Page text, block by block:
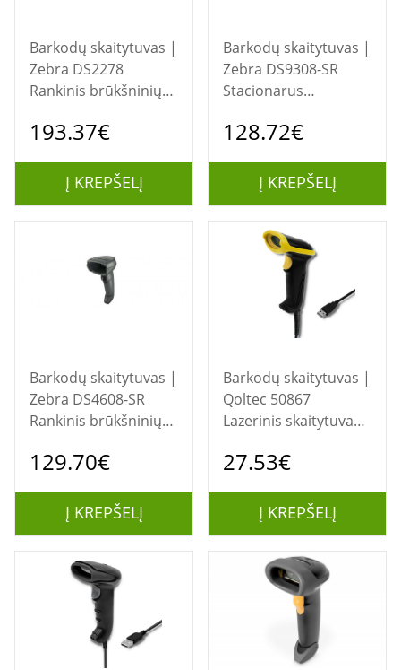
Barkodų skaitytuvas |
Zebra DS2278
Rankinis brūkšninių
1D/2D LED Juoda
193.37€
Į KREPŠELĮ
Barkodų skaitytuvas |
Zebra DS9308-SR
Stacionarus
skaitytuvas 1D/2D
128.72€
Į KREPŠELĮ
Barkodų skaitytuvas |
Zebra DS4608-SR
Rankinis brūkšninių
1D/2D LED Juoda
129.70€
Į KREPŠELĮ
Barkodų skaitytuvas |
Qoltec 50867
Lazerinis skaitytuvas
Juoda
27.53€
Į KREPŠELĮ